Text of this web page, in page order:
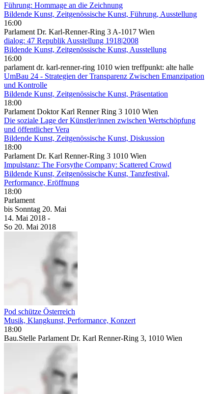
Führung: Hommage an die Zeichnung
Bildende Kunst, Zeitgenössische Kunst, Führung, Ausstellung
16:00
Parlament Dr. Karl-Renner-Ring 3 A-1017 Wien
dialog: 47 Republik Ausstellung 1918|2008
Bildende Kunst, Zeitgenössische Kunst, Ausstellung
16:00
parlament dr. karl-renner-ring 1010 wien treffpunkt: alte halle
UmBau 24 - Strategien der Transparenz Zwischen Emanzipation
und Kontrolle
Bildende Kunst, Zeitgenössische Kunst, Präsentation
18:00
Parlament Doktor Karl Renner Ring 3 1010 Wien
Die soziale Lage der Künstler/innen zwischen Wertschöpfung
und öffentlicher Vera
Bildende Kunst, Zeitgenössische Kunst, Diskussion
18:00
Parlament Dr. Karl Renner-Ring 3 1010 Wien
Impulstanz: The Forsythe Company: Scattered Crowd
Bildende Kunst, Zeitgenössische Kunst, Tanzfestival,
Performance, Eröffnung
18:00
Parlament
bis Sonntag 20. Mai
14. Mai 2018 -
So 20. Mai 2018
Pod schütze Österreich
Musik, Klangkunst, Performance, Konzert
18:00
Bau.Stelle Parlament Dr. Karl Renner-Ring 3, 1010 Wien